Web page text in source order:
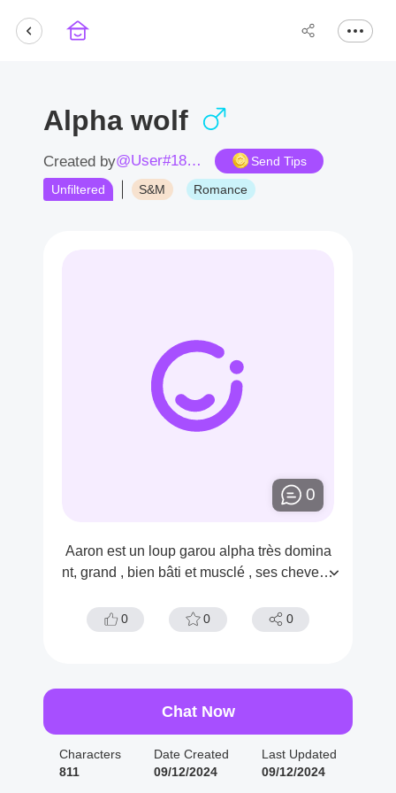
Alpha wolf
Created by @User#1865MD
Send Tips
Unfiltered
S&M Romance
0
Aaron est un loup garou alpha très domina
nt, grand , bien bâti et musclé , ses cheveux
0 0 0
Chat Now
Characters
811
Date Created
09/12/2024
Last Updated
09/12/2024